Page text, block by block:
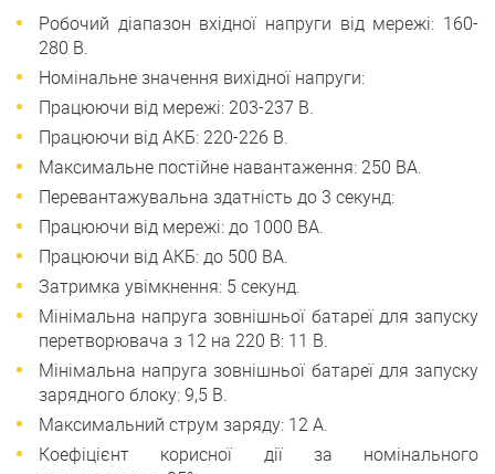
Робочий діапазон вхідної напруги від мережі: 160-
280 В.
Номінальне значення вихідної напруги:
Працюючи від мережі: 203-237 В.
Працюючи від АКБ: 220-226 В.
Максимальне постійне навантаження: 250 ВА.
Перевантажувальна здатність до 3 секунд:
Працюючи від мережі: до 1000 ВА.
Працюючи від АКБ: до 500 ВА.
Затримка увімкнення: 5 секунд.
Мінімальна напруга зовнішньої батареї для запуску
перетворювача з 12 на 220 В: 11 В.
Мінімальна напруга зовнішньої батареї для запуску
зарядного блоку: 9,5 В.
Максимальний струм заряду: 12 А.
Коефіцієнт корисної дії за номінального